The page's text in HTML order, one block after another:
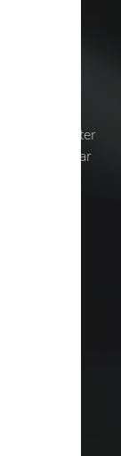
lang dichter
Klaar